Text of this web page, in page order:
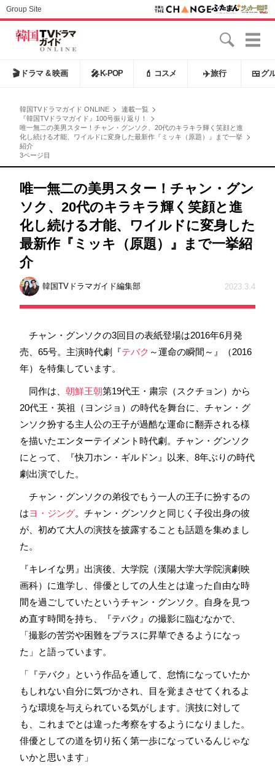
Group Site
🎬 ドラマ & 映画 🎤 K-POP 💄 コスメ ✈️旅行 🍱 グ
韓国TVドラマガイド ONLINE
連載一覧
『韓国TVドラマガイド』100号振り返り！
唯一無二の美男スター！チャン・グンソク、20代のキラキラ輝く笑顔と進
化し続ける才能、ワイルドに変身した最新作『ミッキ（原題）』まで一挙
紹介
3ページ目
唯一無二の美男スター！チャン・グン
ソク、20代のキラキラ輝く笑顔と進
化し続ける才能、ワイルドに変身した
最新作『ミッキ（原題）』まで一挙紹
介
韓国TVドラマガイド編集部 2023.3.4
チャン・グンソクの3回目の表紙登場は2016年6月発
売、65号。主演時代劇『テバク ～運命の瞬間～』（2016
年）を特集しています。
同作は、 朝鮮王朝第19代王・粛宗（スクチョン）から
20代王・英祖（ヨンジョ）の時代を舞台に、チャン・グ
ンソク扮する主人公の王子が過酷な運命に翻弄される様
を描いたエンターテイメント時代劇。チャン・グンソク
にとって、『快刀ホン・ギルドン』以来、8年ぶりの時代
劇出演でした。
チャン・グンソクの弟役でもう一人の王子に扮するの
はヨ・ジング。チャン・グンソクと同じく子役出身の彼
が、初めて大人の演技を披露することも話題を集めまし
た。
『キレイな男』出演後、大学院（漢陽大学大学院演劇映
画科）に進学し、俳優としての人生とは違った自由な時
間を過ごしていたというチャン・グンソク。自身を見つ
め直す時間を持ち、『テバク』の撮影に臨むなかで、
「撮影の苦労や困難をプラスに昇華できるようになっ
た」と語っています。
「『テバク』という作品を通して、怠惰になっていたか
もしれない自分に気づかされ、目を覚まさせてくれるよ
うな環境を与えられている気がします。演技に対して
も、これまでとは違った考察をするようになりました。
俳優としての道を切り拓く第一歩になっているんじゃな
いかと思います」